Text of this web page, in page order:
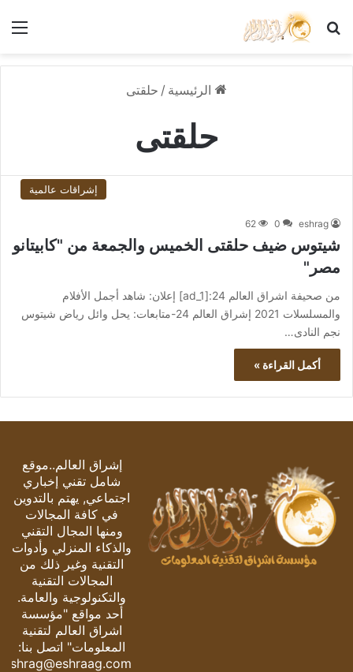
بحث عن
الرئيسية / حلقتى
حلقتى
إشراقات عالمية
eshrag
0
62
شيتوس ضيف حلقتى الخميس والجمعة من "كابيتانو
مصر"
من صحيفة اشراق العالم 24:[ad_1] إعلان: شاهد أجمل الأفلام
والمسلسلات 2021 إشراق العالم 24-متابعات: يحل وائل رياض شيتوس
نجم النادى…
أكمل القراءة »
إشراق العالم..موقع
شامل تقني إخباري
اجتماعي, يهتم بالتدوين
في كافة المجالات
ومنها المجال التقني
والذكاء المنزلي وأدوات
التقنية وغير ذلك من
المجالات التقنية
والتكنولوجية والعامة.
أحد مواقع "مؤسسة
اشراق العالم لتقنية
المعلومات" اتصل بنا:
eshrag@eshraag.com